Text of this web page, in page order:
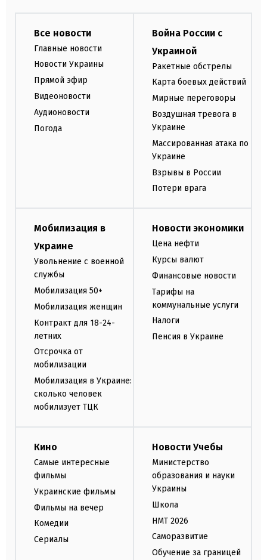
Все новости
Главные новости
Новости Украины
Прямой эфир
Видеоновости
Аудионовости
Погода
Война России с
Украиной
Ракетные обстрелы
Карта боевых действий
Мирные переговоры
Воздушная тревога в
Украине
Массированная атака по
Украине
Взрывы в России
Потери врага
Мобилизация в
Украине
Увольнение с военной
службы
Мобилизация 50+
Мобилизация женщин
Контракт для 18-24-
летних
Отсрочка от
мобилизации
Мобилизация в Украине:
сколько человек
мобилизует ТЦК
Новости экономики
Цена нефти
Курсы валют
Финансовые новости
Тарифы на
коммунальные услуги
Налоги
Пенсия в Украине
Кино
Самые интересные
фильмы
Украинские фильмы
Фильмы на вечер
Комедии
Сериалы
Новости Учебы
Министерство
образования и науки
Украины
Школа
НМТ 2026
Саморазвитие
Обучение за границей